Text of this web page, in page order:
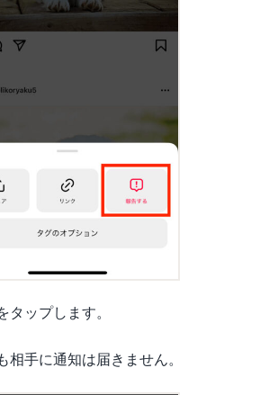
タップします。
相手に通知は届きません。